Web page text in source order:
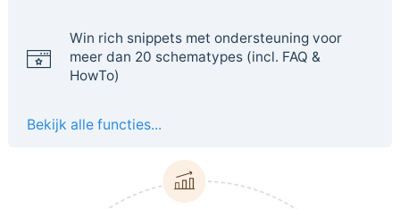
Win rich snippets met ondersteuning voor
meer dan 20 schematypes (incl. FAQ &
HowTo)
Bekijk alle functies...